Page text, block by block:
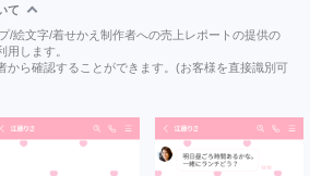
て
/絵文字/着せかえ制作者への売上レポートの提供の
用します。
から確認することができます。(お客様を直接識別可